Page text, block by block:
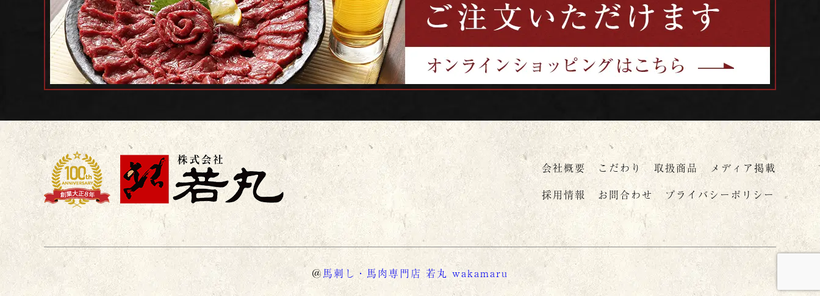
会社概要 こだわり 取扱商品
メディア掲載
採用情報
お問合わせ プライバシーポリシー
＠馬刺し・馬肉専門店 若丸 wakamaru